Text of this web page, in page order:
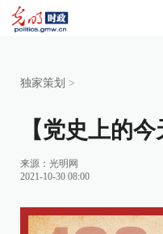
独家策划 >
【党史上的
来源： 光明网
2021-10-30 08:00